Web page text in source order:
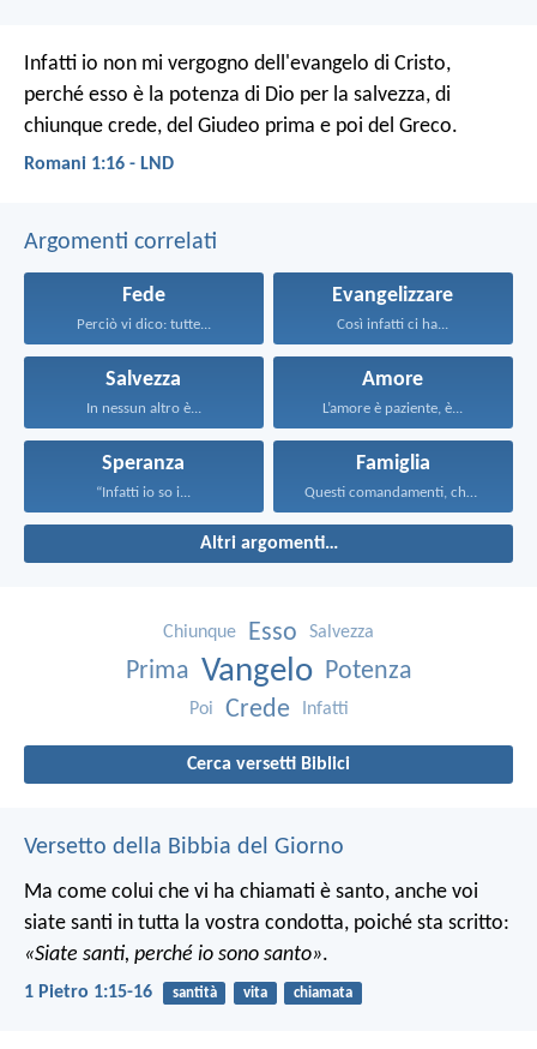
Infatti io non mi vergogno dell'evangelo di Cristo,
perché esso è la potenza di Dio per la salvezza, di
chiunque crede, del Giudeo prima e poi del Greco.
Romani 1:16 - LND
Argomenti correlati
Fede
Perciò vi dico: tutte...
Evangelizzare
Così infatti ci ha...
Salvezza
In nessun altro è...
Amore
L’amore è paziente, è...
Speranza
“Infatti io so i...
Famiglia
Questi comandamenti, che oggi...
Altri argomenti…
Chiunque Esso Salvezza
Prima Vangelo Potenza
Poi Crede Infatti
Cerca versetti Biblici
Versetto della Bibbia del Giorno
Ma come colui che vi ha chiamati è santo, anche voi
siate santi in tutta la vostra condotta, poiché sta scritto:
«Siate santi, perché io sono santo».
1 Pietro 1:15-16 santità vita chiamata